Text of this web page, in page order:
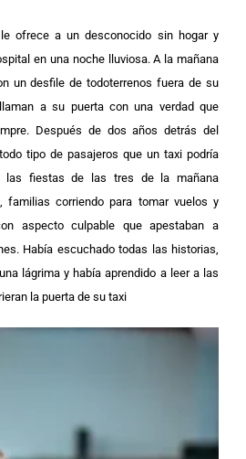
ofrece a un desconocido sin hogar y
en una noche lluviosa. A la mañana
un desfile de todoterrenos fuera de su
a su puerta con una verdad que
Después de dos años detrás del
tipo de pasajeros que un taxi podría
las fiestas de las tres de la mañana
familias corriendo para tomar vuelos y
aspecto culpable que apestaban a
Había escuchado todas las historias,
lágrima y había aprendido a leer a las
la puerta de su taxi